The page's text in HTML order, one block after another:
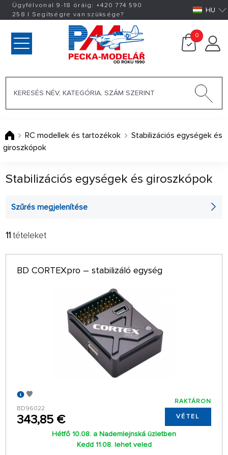
Ügyfélvonal 9-18 óráig: +420774 590
258 | Segítségre van szüksége? HU
0
RC modellek és tartozékok
Stabilizációs egységek és
giroszkópok
Stabilizációs egységek és giroszkópok
Szűrés megjelenítése
SZŰRŐ:
GYÁRTÓK
ÁG
LEGÚJABB
32 OLDALON
11tételeket
BD CORTEXpro – stabilizáló egység
BD96022
343,85 €
RAKTÁRON
VÉTEL
Hétfő 10.08. a Nademlejnská üzletben
Kedd 11.08. lehet veled